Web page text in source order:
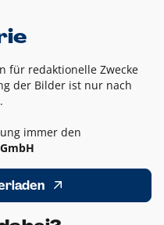
für redaktionelle Zwecke
der Bilder ist nur nach
immer den